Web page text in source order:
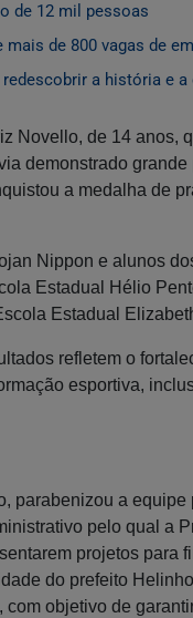
de 12 mil pessoas
de 800 vagas de
a história e
Novello, de 14 anos,
demonstrado
a medalha de
Nippon e alunos
Estadual Hélio
Estadual
refletem o
esportiva,
parabenizou a
pelo qual a
projetos para
do prefeito
objetivo de